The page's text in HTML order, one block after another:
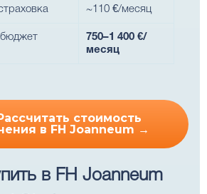
~110 €/месяц
750–1 400 €/
месяц
стоимость
в FH Joanneum →
в FH Joanneum